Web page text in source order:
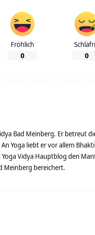
Fröhlich
0 0
Bad Meinberg. Er betreut
An Yoga liebt er vor allem
Vidya Hauptblog den
Meinberg bereichert.